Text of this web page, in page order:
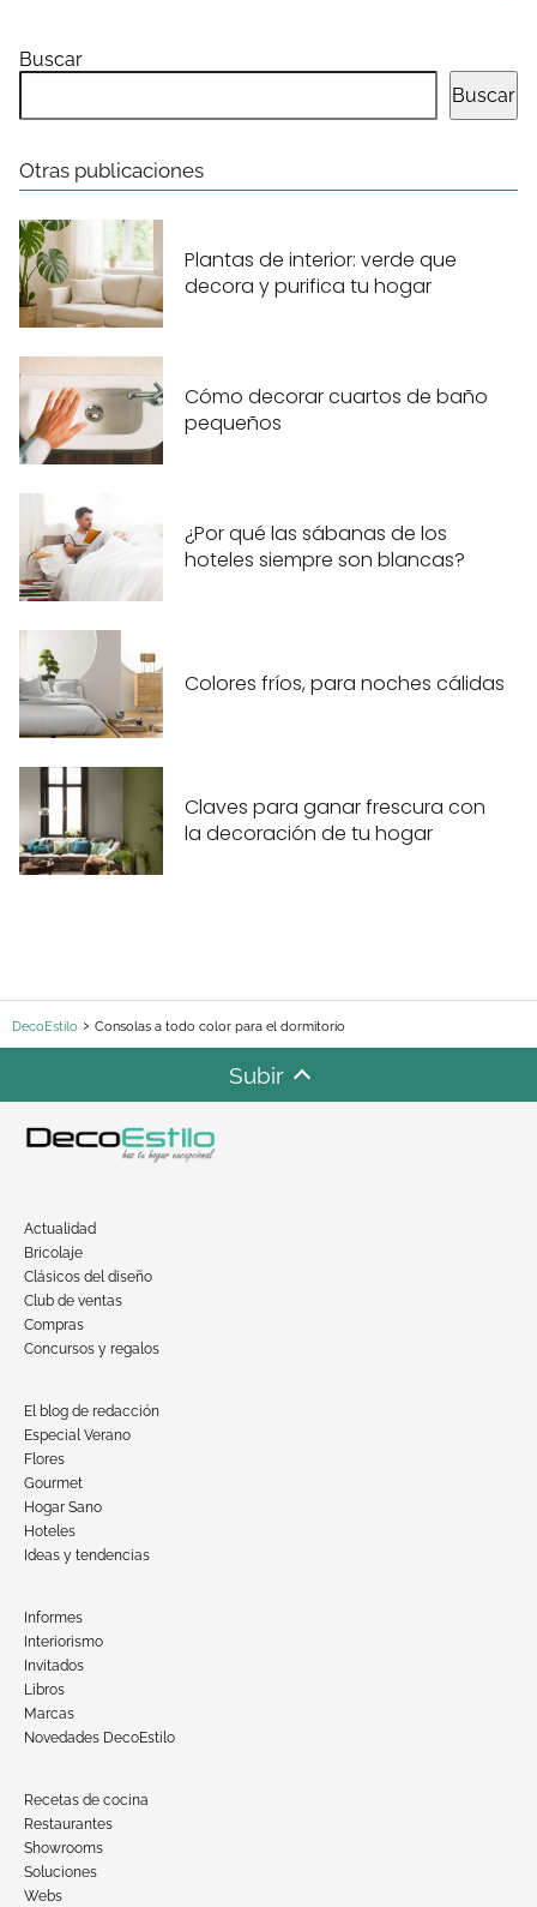
Buscar
Buscar
Otras publicaciones
Plantas de interior: verde que
decora y purifica tu hogar
Cómo decorar cuartos de baño
pequeños
¿Por qué las sábanas de los
hoteles siempre son blancas?
Colores fríos, para noches cálidas
Claves para ganar frescura con
la decoración de tu hogar
DecoEstilo Consolas a todo color para el dormitorio
Subir
Actualidad
Bricolaje
Clásicos del diseño
Club de ventas
Compras
Concursos y regalos
El blog de redacción
Especial Verano
Flores
Gourmet
Hogar Sano
Hoteles
Ideas y tendencias
Informes
Interiorismo
Invitados
Libros
Marcas
Novedades DecoEstilo
Recetas de cocina
Restaurantes
Showrooms
Soluciones
Webs